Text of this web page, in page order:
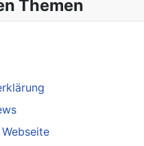
Themen